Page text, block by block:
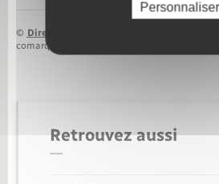
© Direction de l’information légale et
comarquage developpé par
Retrouvez aussi
Personnaliser